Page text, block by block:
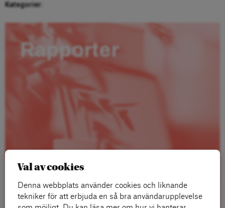
Kategorier:
Rapporter
Val av cookies
Denna webbplats använder cookies och liknande
tekniker för att erbjuda en så bra användarupplevelse